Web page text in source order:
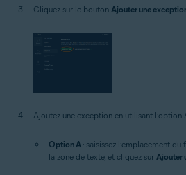
Cliquez sur le bouton Ajouter une
Ajoutez une exception en utilisant l’option
Option A : saisissez l’emplacement
la zone de texte, et cliquez sur Ajouter